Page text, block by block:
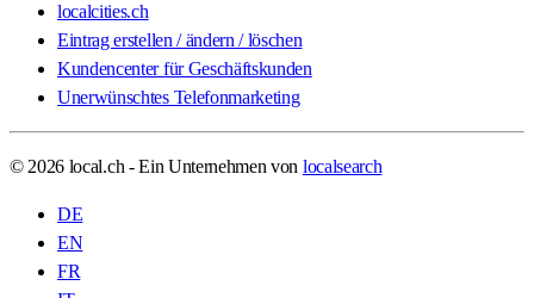
localcities.ch
Eintrag erstellen / ändern / löschen
Kundencenter für Geschäftskunden
Unerwünschtes Telefonmarketing
© 2026 local.ch - Ein Unternehmen von localsearch
DE
EN
FR